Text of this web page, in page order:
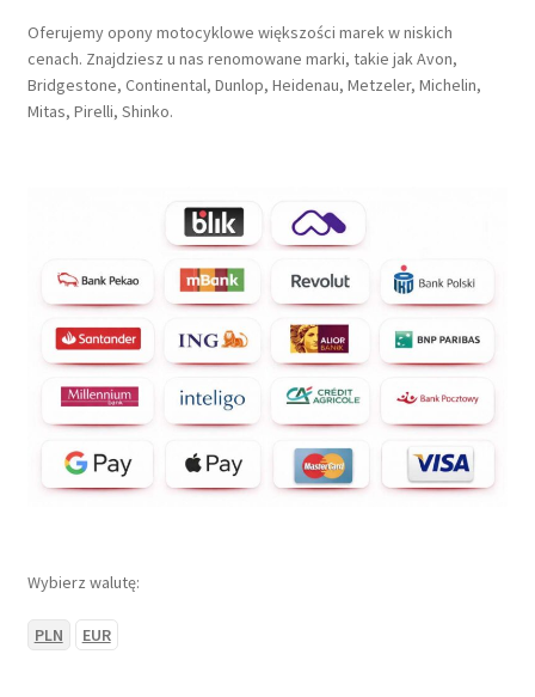
Oferujemy opony motocyklowe większości marek w niskich
cenach. Znajdziesz u nas renomowane marki, takie jak Avon,
Bridgestone, Continental, Dunlop, Heidenau, Metzeler, Michelin,
Mitas, Pirelli, Shinko.
Wybierz walutę:
PLN EUR